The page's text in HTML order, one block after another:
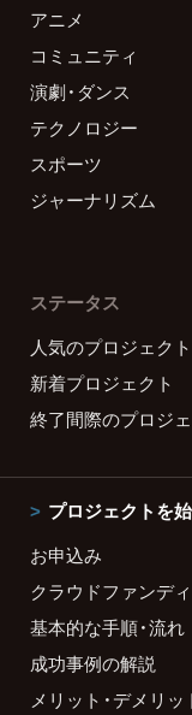
アニメ
コミュニティ
演劇・ダンス
テクノロジー
スポーツ
ジャーナリズム
ステータス
人気のプロジェクト
新着プロジェクト
終了間際のプロジ
プロジェクトを
お申込み
クラウドファンデ
基本的な手順・流れ
成功事例の解説
メリット・デメリッ